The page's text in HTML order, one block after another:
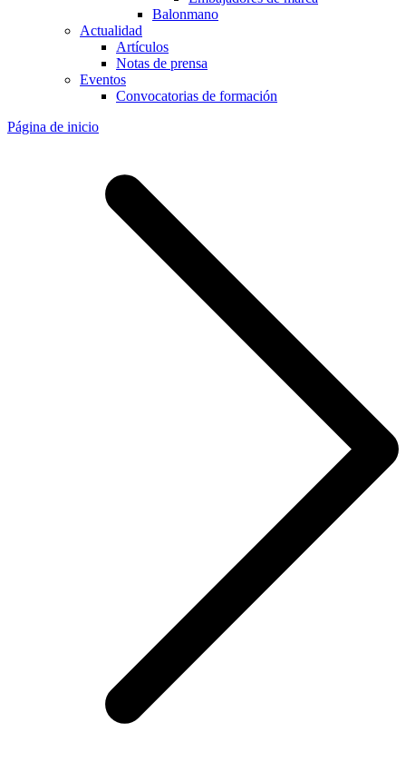
Balonmano
Actualidad
Artículos
Notas de prensa
Eventos
Convocatorias de formación
Página de inicio